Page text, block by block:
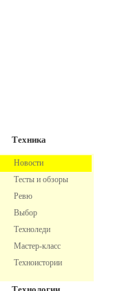
Техника
Новости
Тесты и обзоры
Ревю
Выбор
Техноледи
Мастер-класс
Техноистории